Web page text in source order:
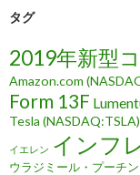
タグ
2019年新型
Amazon.com
Form 13F
Tesla (NASDAQ:TSLA)
イエレン インフ
ウラジミール・プーチン